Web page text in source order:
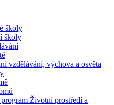
školy
školy
vzdělávání, výchova a osvěta
Životní prostředí a